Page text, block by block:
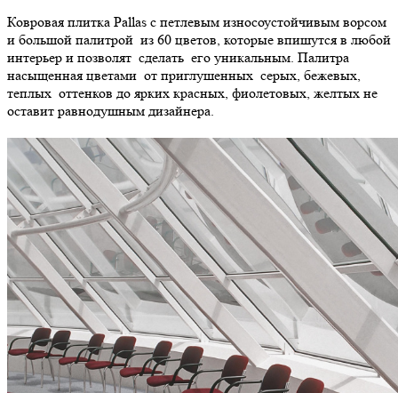
Ковровая плитка Pallas с петлевым износоустойчивым ворсом
и большой палитрой из 60 цветов, которые впишутся в любой
интерьер и позволят сделать его уникальным. Палитра
насыщенная цветами от приглушенных серых, бежевых,
теплых оттенков до ярких красных, фиолетовых, желтых не
оставит равнодушным дизайнера.